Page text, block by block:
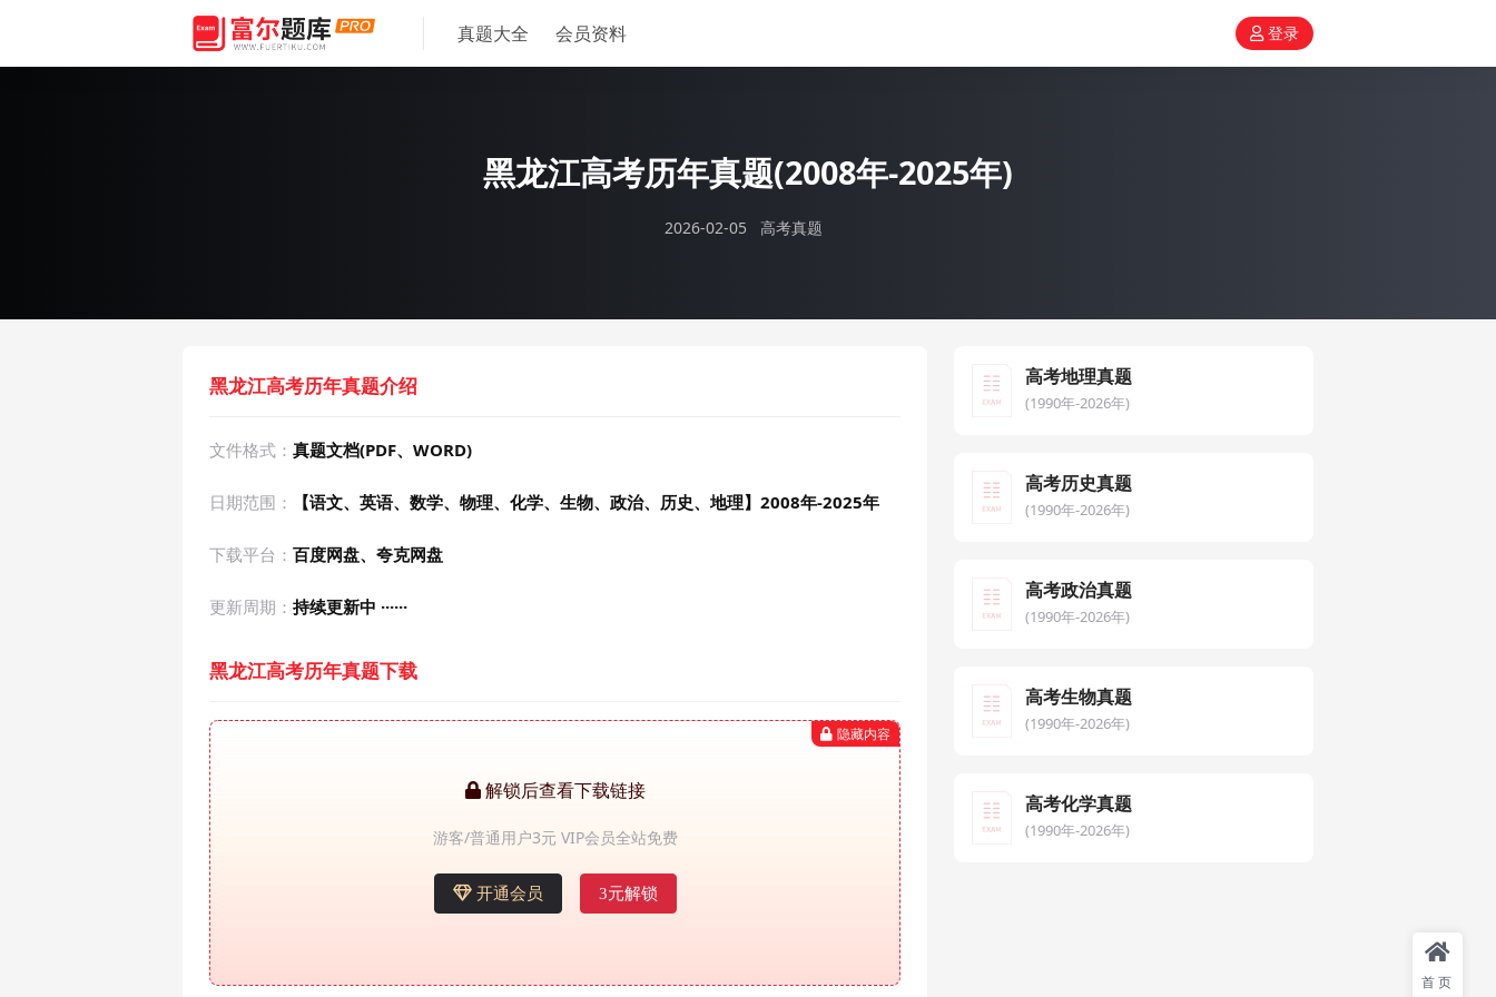
真题大全 会员资料 登录
黑龙江高考历年真题(2008年-2025年)
2026-02-05 高考真题
黑龙江高考历年真题介绍
文件格式： 真题文档(PDF、WORD)
日期范围： 【语文、英语、数学、物理、化学、生物、政治、历史、地理】2008年-2025年
下载平台： 百度网盘、夸克网盘
更新周期： 持续更新中 ······
黑龙江高考历年真题下载
隐藏内容
解锁后查看下载链接
游客/普通用户3元 VIP会员全站免费
开通会员 3元解锁
高考地理真题
(1990年-2026年)
高考历史真题
(1990年-2026年)
高考政治真题
(1990年-2026年)
高考生物真题
(1990年-2026年)
高考化学真题
(1990年-2026年)
首页